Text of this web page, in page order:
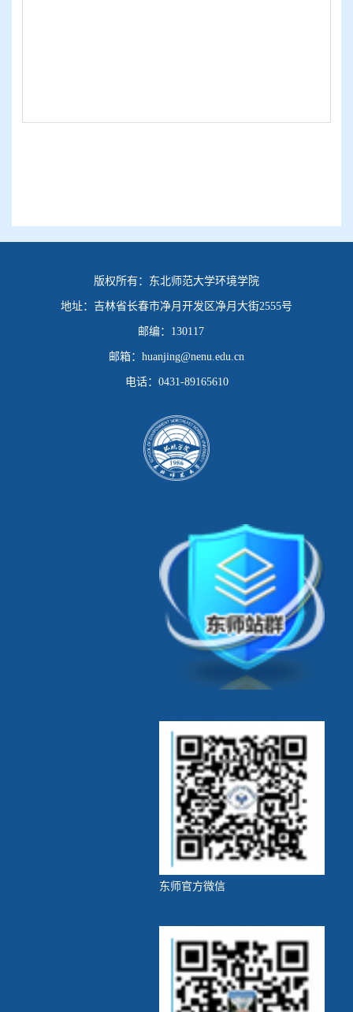
版权所有： 东北师范大学环境学院
地址： 吉林省长春市净月开发区净月大街2555号
邮编： 130117
邮箱： huanjing@nenu.edu.cn
电话： 0431-89165610
东师官方微信